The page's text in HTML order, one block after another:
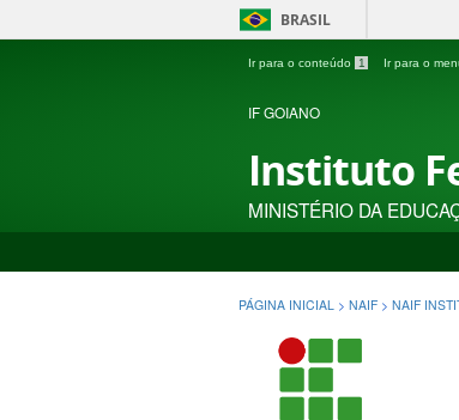
BRASIL
Ir para o conteúdo 1 Ir para o
IF GOIANO
Instituto
MINISTÉRIO DA
PÁGINA INICIAL > NAIF > NAIF